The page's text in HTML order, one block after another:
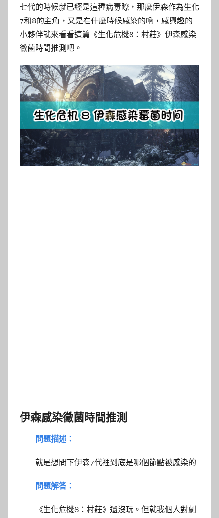
七代的時候就已經是這種病毒瞭，那麼伊森作為生化
7和8的主角，又是在什麼時候感染的吶，感興趣的
小夥伴就來看看這篇《生化危機8：村莊》伊森感染
黴菌時間推測吧。
伊森感染黴菌時間推測
問題描述：
就是想問下伊森7代裡到底是哪個節點被感染的
問題解答：
《生化危機8：村莊》還沒玩。但就我個人對劇